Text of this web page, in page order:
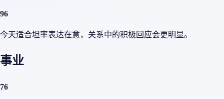
96
今天适合坦率表达在意，关系中的积极回应会更明显。
事业
76